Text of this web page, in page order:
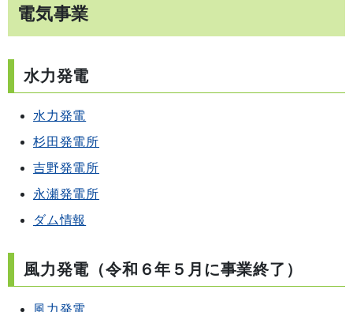
電気事業
水力発電
水力発電
杉田発電所
吉野発電所
永瀬発電所
ダム情報
風力発電（令和６年５月に事業終了）
風力発電